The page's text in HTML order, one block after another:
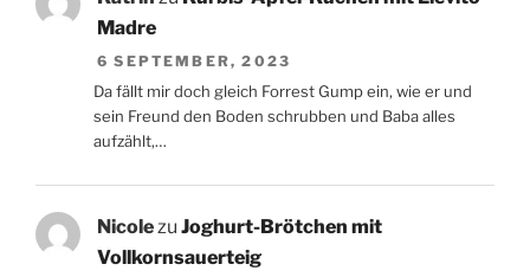
Madre
6 SEPTEMBER, 2023
Da fällt mir doch gleich Forrest Gump ein, wie er und
sein Freund den Boden schrubben und Baba alles
aufzählt,…
Nicolezu Joghurt-Brötchen mit
Vollkornsauerteig